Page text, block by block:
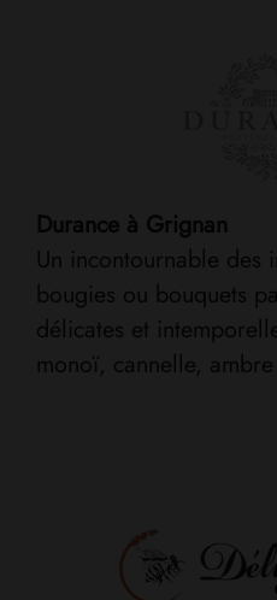
Durance à Grignan
Un incontournable des
bougies ou bouquets
délicates et
monoï, cannelle,